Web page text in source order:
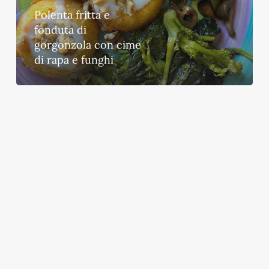
con
cime
di
rapa
funghi
Polenta fritta e
fonduta di
gorgonzola con cime
di rapa e funghi